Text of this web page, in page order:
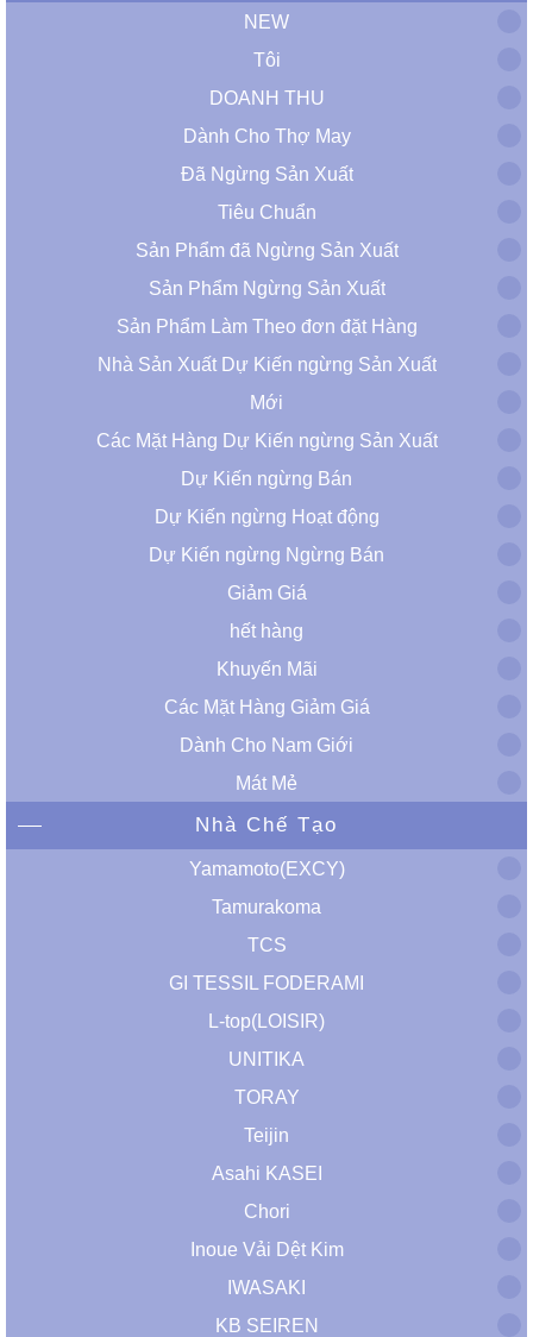
NEW
Tôi
DOANH THU
Dành Cho Thợ May
Đã Ngừng Sản Xuất
Tiêu Chuẩn
Sản Phẩm đã Ngừng Sản Xuất
Sản Phẩm Ngừng Sản Xuất
Sản Phẩm Làm Theo đơn đặt Hàng
Nhà Sản Xuất Dự Kiến ​​ngừng Sản Xuất
Mới
Các Mặt Hàng Dự Kiến ​​ngừng Sản Xuất
Dự Kiến ​​ngừng Bán
Dự Kiến ​​ngừng Hoạt động
Dự Kiến ​​ngừng Ngừng Bán
Giảm Giá
hết hàng
Khuyến Mãi
Các Mặt Hàng Giảm Giá
Dành Cho Nam Giới
Mát Mẻ
Nhà Chế Tạo
Yamamoto(EXCY)
Tamurakoma
TCS
GI TESSIL FODERAMI
L-top(LOISIR)
UNITIKA
TORAY
Teijin
Asahi KASEI
Chori
Inoue Vải Dệt Kim
IWASAKI
KB SEIREN